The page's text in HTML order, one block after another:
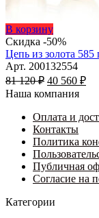
В корзинуЭтот
товар
имеет
несколько
вариаций.
Опции
выбрать
на
странице
товара.
Скидка -50%
Цепь из золота
Арт. 200132554
81 120₽
цена
81
120 ₽.
40 560 ₽
Наша компания
Оплата и
Контакты
Политика
Публичная
Согласие на
Категории